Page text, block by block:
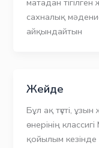
сахналық
айқындайтын
Жейде
Бұл ақ түсті,
өнерінің
қойылым кезінде